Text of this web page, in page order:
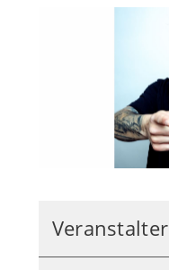
Veranstalter